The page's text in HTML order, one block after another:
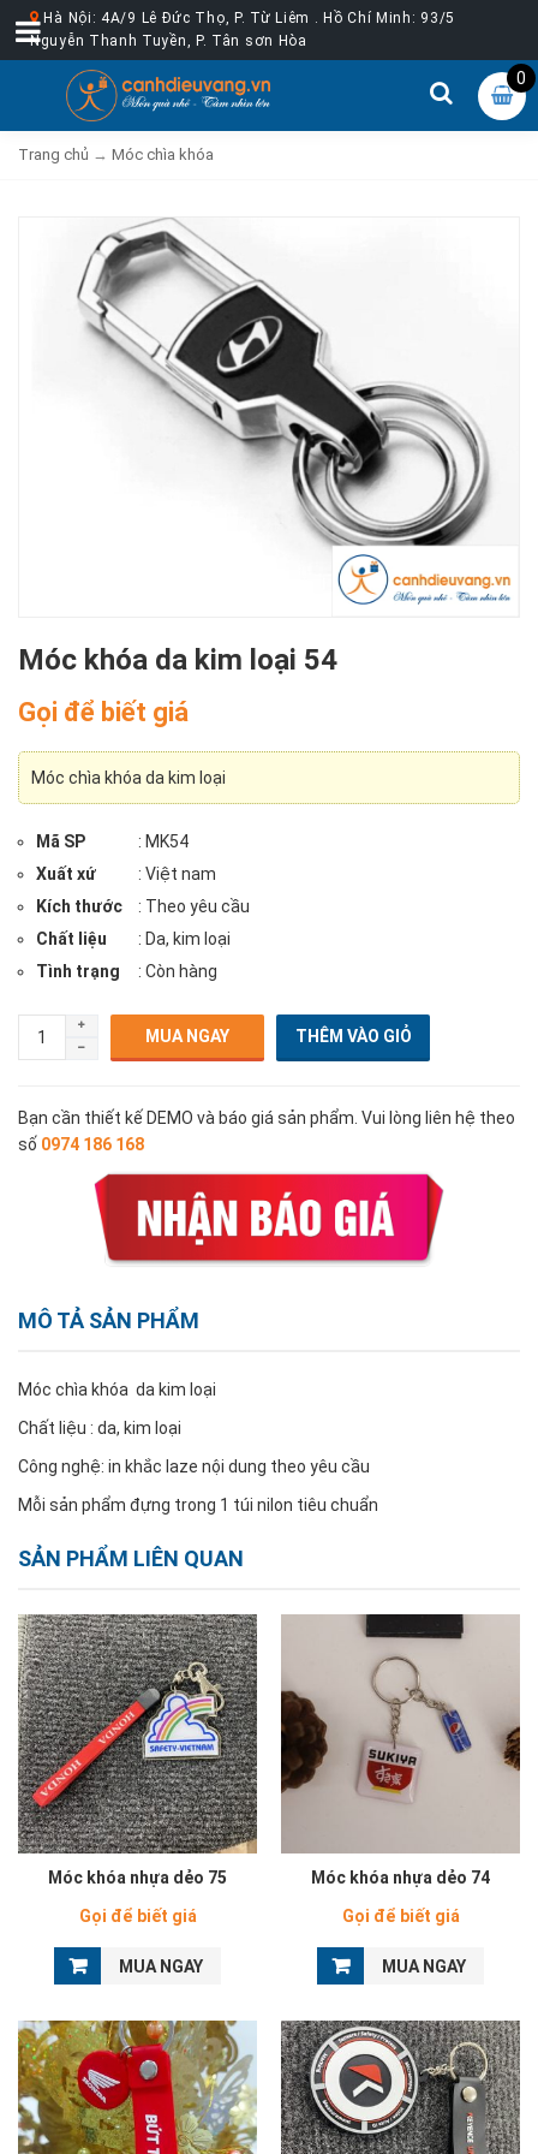
Hà Nội: 4A/9 Lê Đức Thọ, P. Từ Liêm . Hồ Chí Minh: 93/5
Nguyễn Thanh Tuyền, P. Tân sơn Hòa
0
Trang chủ → Móc chìa khóa
Móc khóa da kim loại 54
Gọi để biết giá
Móc chìa khóa da kim loại
Mã SP
: MK54
Xuất xứ
: Việt nam
Kích thước
: Theo yêu cầu
Chất liệu
: Da, kim loại
Tình trạng
: Còn hàng
MUA NGAY
Bạn cần thiết kế DEMO và báo giá sản phẩm. Vui lòng liên hệ theo
số 0974 186 168
MÔ TẢ SẢN PHẨM
Móc chìa khóa da kim loại
Chất liệu : da, kim loại
Công nghệ: in khắc laze nội dung theo yêu cầu
Mỗi sản phẩm đựng trong 1 túi nilon tiêu chuẩn
SẢN PHẨM LIÊN QUAN
Móc khóa nhựa dẻo 75
Gọi để biết giá
MUA NGAY
Móc khóa nhựa dẻo 74
Gọi để biết giá
MUA NGAY